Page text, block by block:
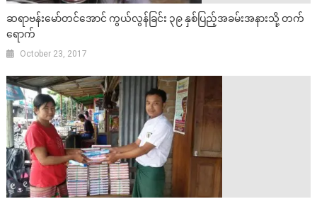
ဆရာဗန်းမော်တင်အောင် ကွယ်လွန်ခြင်း ၃၉ နှစ်ပြည့်အခမ်းအနားသို့ တက်
ရောက်
October 23, 2017